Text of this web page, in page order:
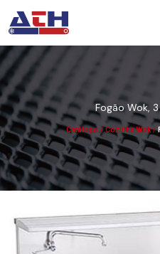
Fogão Wok,
Catálogo / Cozinha Wok /